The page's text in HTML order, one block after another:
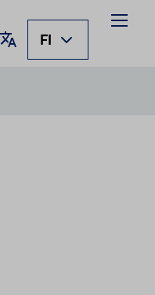
Käännä sivu
FI